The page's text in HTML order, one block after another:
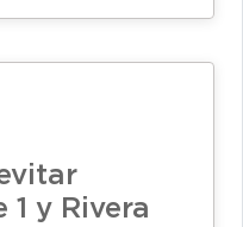
1 y Rivera